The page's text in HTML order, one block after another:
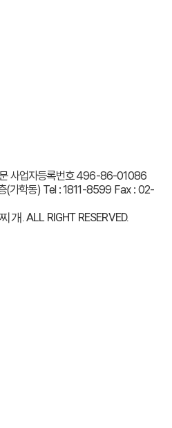
사업자등록번호 496-86-01086
(가학동) Tel :1811-8599 Fax : 02-
개. ALL RIGHT RESERVED.